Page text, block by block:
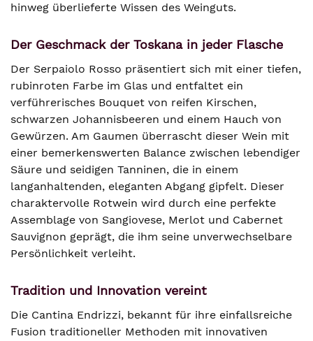
hinweg überlieferte Wissen des Weinguts.
Der Geschmack der Toskana in jeder Flasche
Der Serpaiolo Rosso präsentiert sich mit einer tiefen,
rubinroten Farbe im Glas und entfaltet ein
verführerisches Bouquet von reifen Kirschen,
schwarzen Johannisbeeren und einem Hauch von
Gewürzen. Am Gaumen überrascht dieser Wein mit
einer bemerkenswerten Balance zwischen lebendiger
Säure und seidigen Tanninen, die in einem
langanhaltenden, eleganten Abgang gipfelt. Dieser
charaktervolle Rotwein wird durch eine perfekte
Assemblage von Sangiovese, Merlot und Cabernet
Sauvignon geprägt, die ihm seine unverwechselbare
Persönlichkeit verleiht.
Tradition und Innovation vereint
Die Cantina Endrizzi, bekannt für ihre einfallsreiche
Fusion traditioneller Methoden mit innovativen